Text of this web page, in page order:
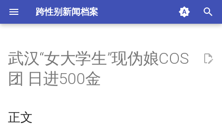
跨性别新闻档案
n
t
a
正文
附加信息 [Processed Page
武汉“女大学生”现伪娘COS
团 日进500金
正文